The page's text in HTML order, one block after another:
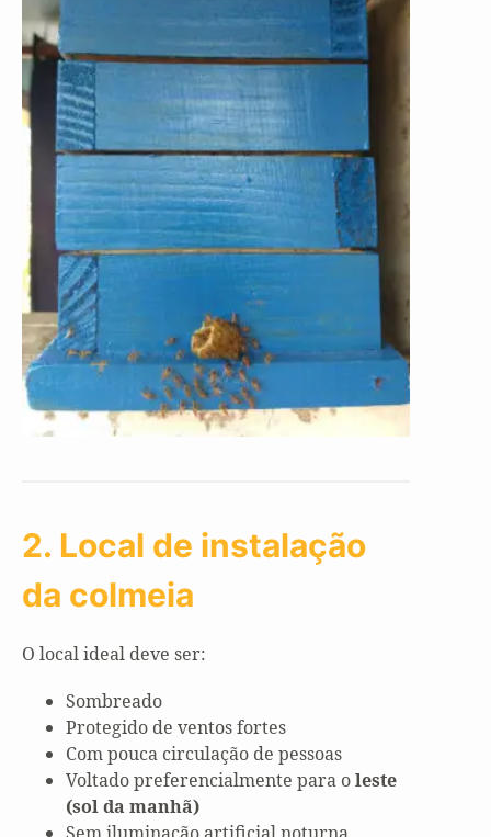
2. Local de instalação
da colmeia
O local ideal deve ser:
Sombreado
Protegido de ventos fortes
Com pouca circulação de pessoas
Voltado preferencialmente para oleste
(sol da manhã)